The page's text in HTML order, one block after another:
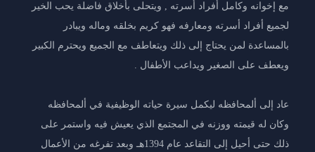
مع إخوانه وكامل أفراد أسرته , ويتحلى بأخلاق فاضلة يحب الخير
لجميع أفراد أسرته ومعارفه فهو كريم بخلقه وماله ويبادر
بالمساعدة لمن يحتاج إلى ذلك ويتعاطف مع الجميع ويحترم الكبير
ويعطف على الصغير ويداعب الأطفال .
عاد إلى ألمحافظه ليكمل سيرة حياته الوظيفية في ألمحافظه
وكان له قيمته ووزنه في المجتمع الذي يعيش فيه واستمر على
ذلك حتى أحيل إلى التقاعد عام 1394هـ وبعد تفرغه من الأعمال